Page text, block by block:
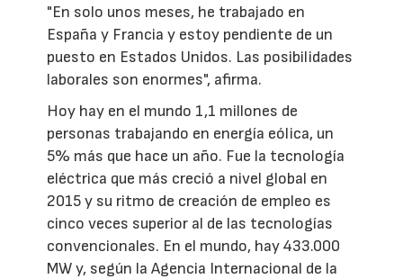
"En solo unos meses, he trabajado en
España y Francia y estoy pendiente de un
puesto en Estados Unidos. Las posibilidades
laborales son enormes", afirma.
Hoy hay en el mundo 1,1 millones de
personas trabajando en energía eólica, un
5% más que hace un año. Fue la tecnología
eléctrica que más creció a nivel global en
2015 y su ritmo de creación de empleo es
cinco veces superior al de las tecnologías
convencionales. En el mundo, hay 433.000
MW y, según la Agencia Internacional de la